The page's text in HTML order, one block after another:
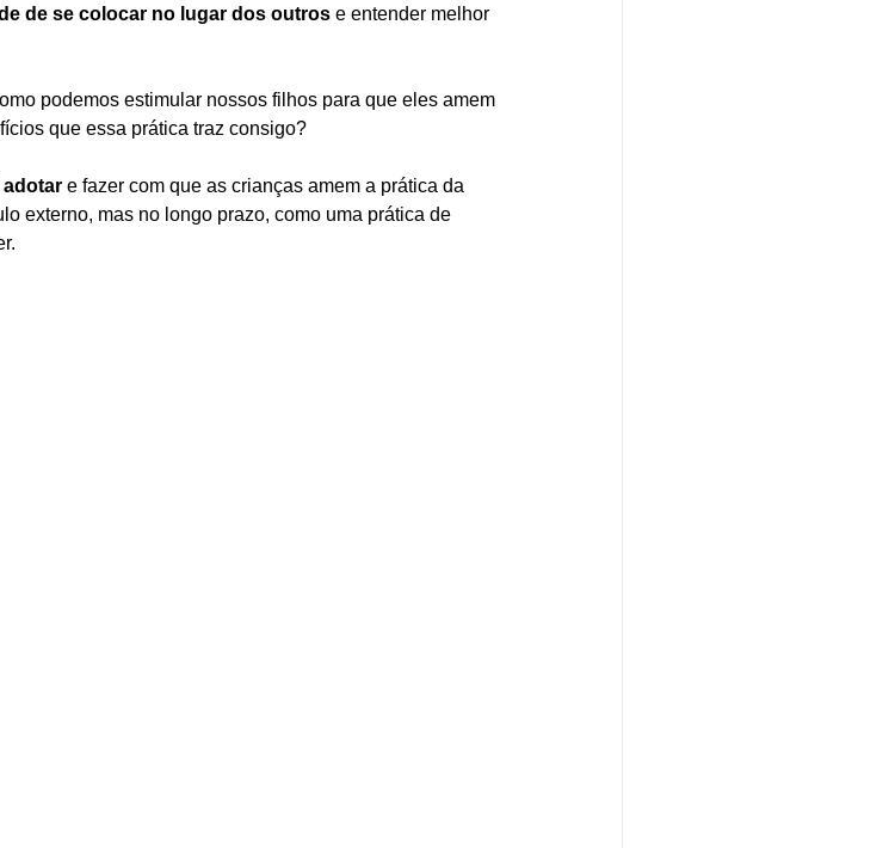
de se colocar no lugar dos outros e entender melhor
podemos estimular nossos filhos para que eles amem
que essa prática traz consigo?
adotar e fazer com que as crianças amem a prática da
externo, mas no longo prazo, como uma prática de